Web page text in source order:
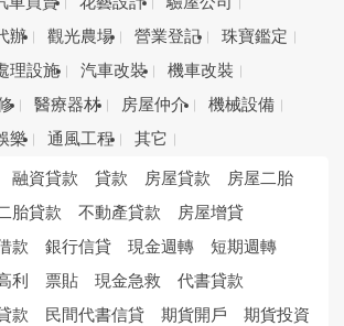
辦 觀光農場 營業登記
珠寶鑑定
理設施 汽車改裝
機車改裝
醫療器材 房屋仲介
機械設備
樂 通風工程 其它
融資貸款 貸款 房屋貸款
房屋二胎
胎貸款 不動產貸款
房屋增貸
款 銀行信貸 現金週轉
短期週轉
利 票貼 現金急救
代書貸款
款 民間代書信貸 期貨開戶
期貨投資